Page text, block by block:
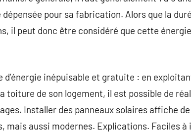
dépensée pour sa fabrication. Alors que la
il peut donc être considéré que cette
d’énergie inépuisable et gratuite : en
toiture de son logement, il est possible de
Installer des panneaux solaires affiche
mais aussi modernes. Explications. Faciles à